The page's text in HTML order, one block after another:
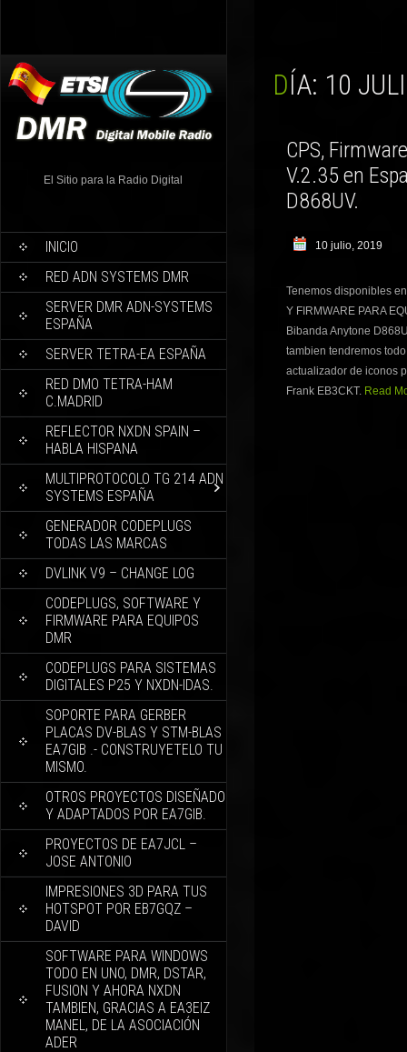
El Sitio para la Radio Digital
INICIO
RED ADN SYSTEMS DMR
SERVER DMR ADN-SYSTEMS
ESPAÑA
SERVER TETRA-EA ESPAÑA
RED DMO TETRA-HAM
C.MADRID
REFLECTOR NXDN SPAIN –
HABLA HISPANA
MULTIPROTOCOLO TG 214 ADN
SYSTEMS ESPAÑA
GENERADOR CODEPLUGS
TODAS LAS MARCAS
DVLINK V9 – CHANGE LOG
CODEPLUGS, SOFTWARE Y
FIRMWARE PARA EQUIPOS
DMR
CODEPLUGS PARA SISTEMAS
DIGITALES P25 Y NXDN-IDAS.
SOPORTE PARA GERBER
PLACAS DV-BLAS Y STM-BLAS
EA7GIB .- CONSTRUYETELO TU
MISMO.
OTROS PROYECTOS DISEÑADO
Y ADAPTADOS POR EA7GIB.
PROYECTOS DE EA7JCL –
JOSE ANTONIO
IMPRESIONES 3D PARA TUS
HOTSPOT POR EB7GQZ –
DAVID
SOFTWARE PARA WINDOWS
TODO EN UNO, DMR, DSTAR,
FUSION Y AHORA NXDN
TAMBIEN, GRACIAS A EA3EIZ
MANEL, DE LA ASOCIACIÓN
ADER
DÍA: 10
CPS,
V.2.35 en
D868UV.
10 julio, 2019
Tenemos disponibles
Y FIRMWARE PARA
Bibanda Anytone
tambien tendremos
actualizador de iconos
Frank EB3CKT. Read